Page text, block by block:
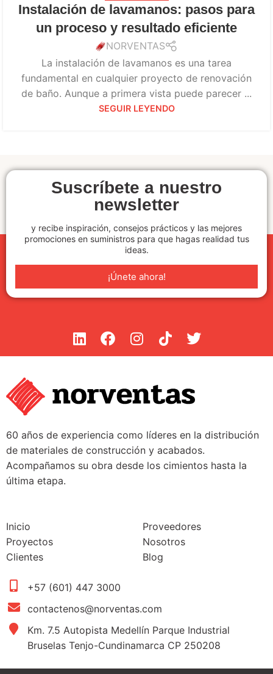
Instalación de lavamanos: pasos para
un proceso y resultado eficiente
NORVENTAS
La instalación de lavamanos es una tarea
fundamental en cualquier proyecto de renovación
de baño. Aunque a primera vista puede parecer ...
SEGUIR LEYENDO
Suscríbete a nuestro
newsletter
y recibe inspiración, consejos prácticos y las mejores
promociones en suministros para que hagas realidad tus
ideas.
¡Únete ahora!
60 años de experiencia como líderes en la distribución
de materiales de construcción y acabados.
Acompañamos su obra desde los cimientos hasta la
última etapa.
Inicio
Proyectos
Clientes
Proveedores
Nosotros
Blog
+57 (601) 447 3000
contactenos@norventas.com
Km. 7.5 Autopista Medellín Parque Industrial
Bruselas Tenjo-Cundinamarca CP 250208